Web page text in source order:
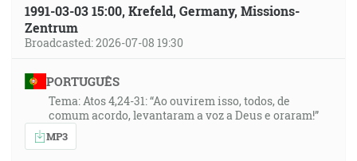
1991-03-03 15:00, Krefeld, Germany, Missions-
Zentrum
Broadcasted: 2026-07-08 19:30
PORTUGUÊS
Tema: Atos 4,24-31: “Ao ouvirem isso, todos, de
comum acordo, levantaram a voz a Deus e oraram!”
MP3